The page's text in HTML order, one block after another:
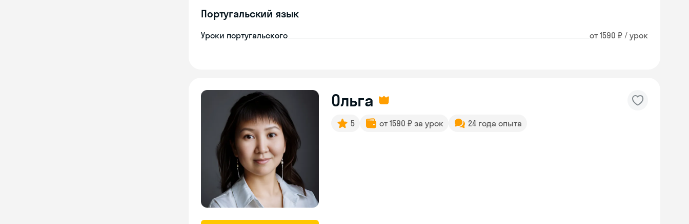
Португальский язык
Уроки португальского от 1590 ₽ / урок
Ольга
5 от 1590 ₽ за урок 24 года опыта